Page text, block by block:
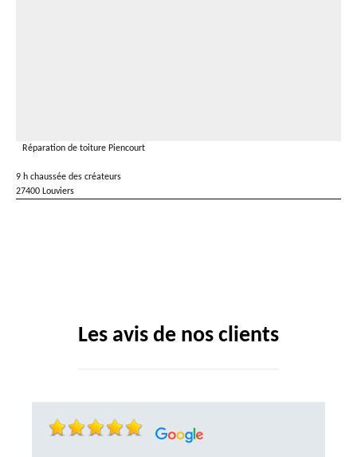
Réparation de toiture Piencourt
9 h chaussée des créateurs
27400 Louviers
Les avis de nos clients